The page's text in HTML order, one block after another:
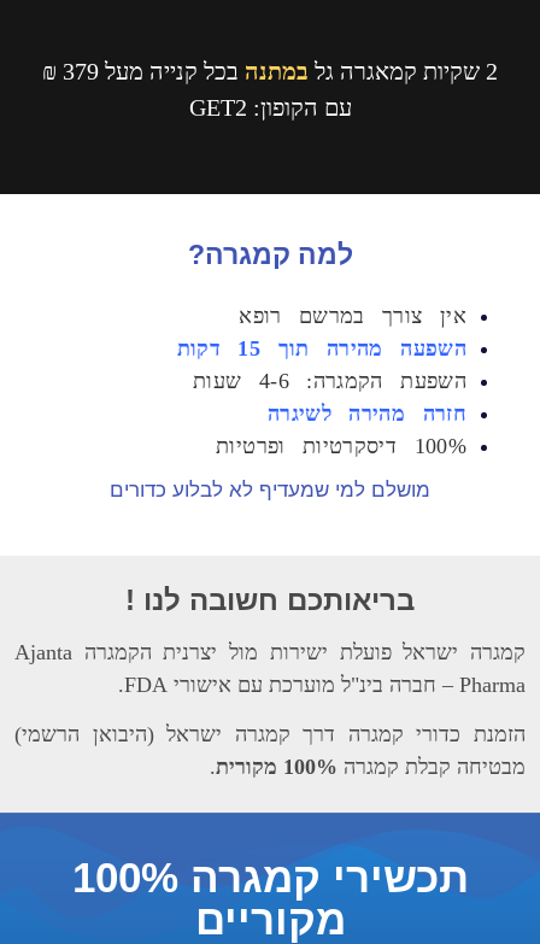
במתנה
בכל קנייה מעל 379 ₪
עם הקופון:GET2
למה קמגרה?
צורך במרשם רופא
מהירהתוך 15 דקות
הקמגרה: 4-6 שעות
מהירה לשיגרה
מושלם למי שמעדיף לא לבלוע כדורים
בריאותכם חשובה לנו !
קמגרה ישראל פועלת ישירות מול יצרנית הקמגרה Ajanta
קמגרה דרך קמגרה ישראל (היבואן הרשמי)
קמגרה100% מקורית .
תכשירי קמגרה 100%
מקוריים